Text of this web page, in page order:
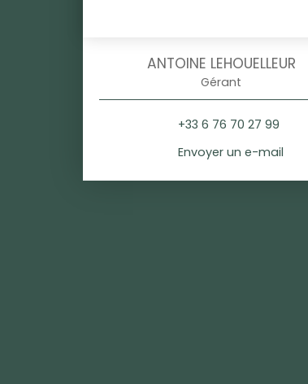
ANTOINE LEHOUELLEUR
Gérant
+33 6 76 70 27 99
Envoyer un e-mail